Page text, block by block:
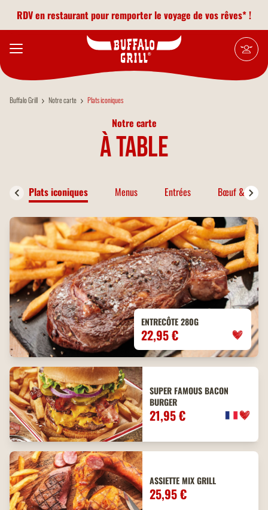
RDV en restaurant pour remporter le voyage de vos rêves* !
Buffalo Grill Notre carte Plats iconiques
Notre carte
à table
Plats iconiques Menus Entrées Bœuf & Bison
ENTRECÔTE 280G
22,95 €
SUPER FAMOUS BACON
BURGER
21,95 €
ASSIETTE MIX GRILL
25,95 €